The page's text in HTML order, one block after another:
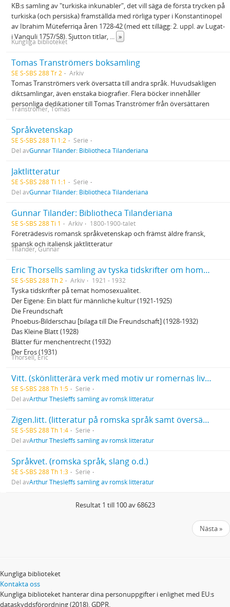
KB:s samling av "turkiska inkunabler", det vill säga de första trycken på
turkiska (och persiska) framställda med rörliga typer i Konstantinopel
av Ibrahim Müteferriqa åren 1728-42 (med ett tillägg: 2. uppl. av Lugat-
i Vanquli 1757/58). Sjutton titlar, ... »
Kungliga biblioteket
Tomas Tranströmers boksamling
SE S-SBS 288 Tr 2 Arkiv
Tomas Tranströmers verk översatta till andra språk. Huvudsakligen
diktsamlingar, även enstaka biografier. Flera böcker innehåller
personliga dedikationer till Tomas Tranströmer från översättaren
Tranströmer, Tomas
Språkvetenskap
SE S-SBS 288 Ti 1:2
Serie
Del avGunnar Tilander: Bibliotheca Tilanderiana
Jaktlitteratur
SE S-SBS 288 Ti 1:1
Serie
Del avGunnar Tilander: Bibliotheca Tilanderiana
Gunnar Tilander: Bibliotheca Tilanderiana
SE S-SBS 288 Ti 1 Arkiv 1800-1900-talet
Företrädesvis romansk språkvetenskap och främst äldre fransk,
spansk och italiensk jaktlitteratur
Tilander, Gunnar
Eric Thorsells samling av tyska tidskrifter om homosexualitet
SE S-SBS 288 Th 2 Arkiv 1921 - 1932
Tyska tidskrifter på temat homosexualitet.
Der Eigene: Ein blatt für männliche kultur (1921-1925)
Die Freundschaft
Phoebus-Bilderschau [bilaga till Die Freundschaft] (1928-1932)
Das Kleine Blatt (1928)
Blätter für menchentrecht (1932)
Der Eros (1931)
Thorsell, Eric
Vitt. (skönlitterära verk med motiv ur romernas liv eller med romer som handlande personer)
SE S-SBS 288 Th 1:5
Serie
Del avArthur Thesleffs samling av romsk litteratur
Zigen.litt. (litteratur på romska språk samt översättningar och bearbetningar)
SE S-SBS 288 Th 1:4
Serie
Del avArthur Thesleffs samling av romsk litteratur
Språkvet. (romska språk, slang o.d.)
SE S-SBS 288 Th 1:3
Serie
Del avArthur Thesleffs samling av romsk litteratur
Resultat 1 till 100 av 68623
Nästa »
Kungliga biblioteket
Kontakta oss
Kungliga biblioteket hanterar dina personuppgifter i enlighet med EU:s
dataskyddsförordning (2018), GDPR.